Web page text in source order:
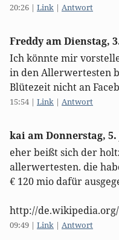
20:26 | Link | Antwort
Freddy amDienstag,
Ich könnte mir
in den Allerwertesten
Blütezeit nicht an
15:54 | Link | Antwort
kai amDonnerstag, 5.
eher beißt sich der
allerwertesten. die
€ 120 mio dafür
http://
09:49 | Link | Antwort